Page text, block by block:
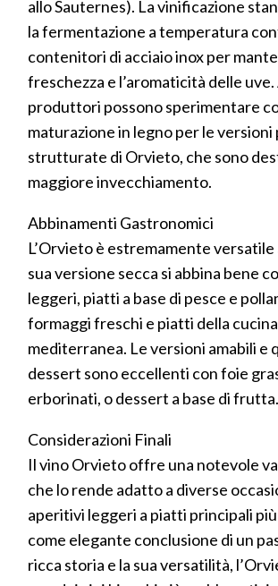
allo Sauternes). La vinificazione
la fermentazione a temperatura
contenitori di acciaio inox per
freschezza e l’aromaticità delle
produttori possono sperimentare
maturazione in legno per le versioni
strutturate di Orvieto, che sono
maggiore invecchiamento.
Abbinamenti Gastronomici
L’Orvieto è estremamente versatile
sua versione secca si abbina bene
leggeri, piatti a base di pesce e
formaggi freschi e piatti della cucina
mediterranea. Le versioni amabili e
dessert sono eccellenti con foie
erborinati, o dessert a base di frutta.
Considerazioni Finali
Il vino Orvieto offre una notevole
che lo rende adatto a diverse
aperitivi leggeri a piatti principali
come elegante conclusione di un
ricca storia e la sua versatilità,